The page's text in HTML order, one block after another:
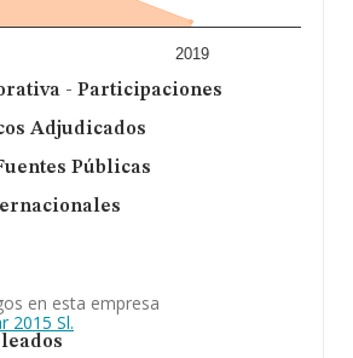
2019
- Participaciones
Adjudicados
Públicas
en esta empresa
2015 Sl.